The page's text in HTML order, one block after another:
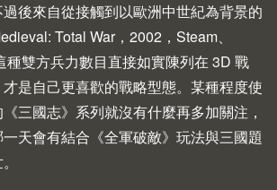
後來自從接觸到以歐洲中世紀為背景的
Total War，2002， Steam、
種雙方兵力數目直接如實陳列在 3D 戰
是自己更喜歡的戰略型態。某種程度使
三國志》系列就沒有什麼再多加關注，
天會有結合《全軍破敵》玩法與三國題